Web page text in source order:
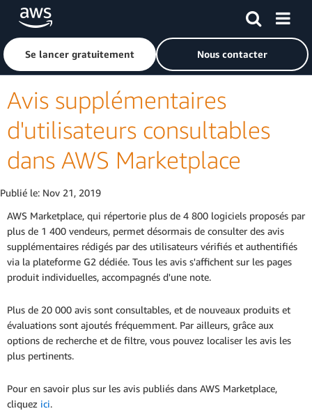
Passer au contenu principal
Cliquer ici pour revenir à la page d'accueil d'Amazon Web
Se lancer gratuitement Nous contacter
Avis supplémentaires
d'utilisateurs consultables
dans AWS Marketplace
Publié le: Nov 21, 2019
AWS Marketplace, qui répertorie plus de 4 800 logiciels proposés par
plus de 1 400 vendeurs, permet désormais de consulter des avis
supplémentaires rédigés par des utilisateurs vérifiés et authentifiés
via la plateforme G2 dédiée. Tous les avis s'affichent sur les pages
produit individuelles, accompagnés d'une note.
Plus de 20 000 avis sont consultables, et de nouveaux produits et
évaluations sont ajoutés fréquemment. Par ailleurs, grâce aux
options de recherche et de filtre, vous pouvez localiser les avis les
plus pertinents.
Pour en savoir plus sur les avis publiés dans AWS Marketplace,
cliquez ici.